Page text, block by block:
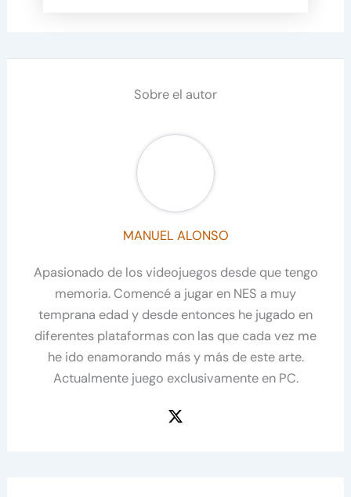
Sobre el autor
MANUEL ALONSO
Apasionado de los videojuegos desde que tengo
memoria. Comencé a jugar en NES a muy
temprana edad y desde entonces he jugado en
diferentes plataformas con las que cada vez me
he ido enamorando más y más de este arte.
Actualmente juego exclusivamente en PC.